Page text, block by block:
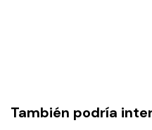
También podría